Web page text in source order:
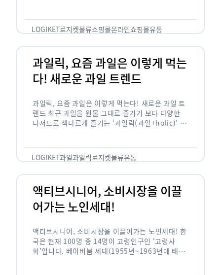
LOGIKET로지켓물류쇼핑몰온라인쇼핑몰유통
과일릭, 요즘 과일은 이렇게 먹는
다! 새로운 과일 트렌드
과일릭, 요즘 과일은 이렇게 먹는다! 새로운 과일 트
렌드 최근 과일을 원물 그대로 즐기기 보다 다양한
디저트로 색다르게 즐기는 ‘과일릭(과일+holic)’ 트
…
LOGIKET과일과일릭로지켓물류유통
액티브시니어, 소비시장을 이끌
어가는 노인세대!
액티브시니어, 소비시장을 이끌어가는 노인세대! 한
국은 현재 100명 중 14명이 고령인구인 ‘고령사
회’입니다. 베이비붐 세대(1955년~1963년에 태어